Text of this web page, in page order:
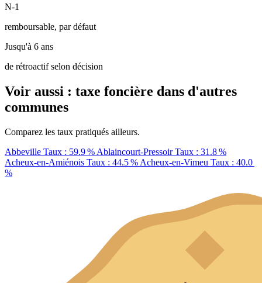
N-1
remboursable, par défaut
Jusqu'à 6 ans
de rétroactif selon décision
Voir aussi : taxe foncière dans d'autres
communes
Comparez les taux pratiqués ailleurs.
Abbeville Taux : 59.9 % Ablaincourt-PressoirTaux : 31.8 %
Acheux-en-Amiénois Taux : 44.5 % Acheux-en-Vimeu Taux : 40.0
%